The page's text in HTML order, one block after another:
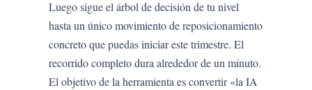
Luego sigue el árbol de decisión de tu nivel
hasta un único movimiento de reposicionamiento
concreto que puedas iniciar este trimestre. El
recorrido completo dura alrededor de un minuto.
El objetivo de la herramienta es convertir «la IA